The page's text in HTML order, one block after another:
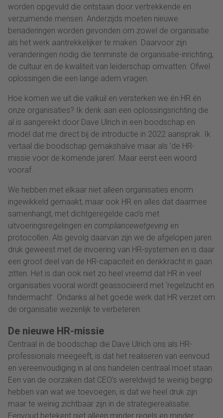
worden opgevuld die ontstaan door vertrekkende en
verzuimende mensen. Anderzijds moeten nieuwe
benaderingen worden gevonden om zowel de organisatie
als het werk aantrekkelijker te maken. Daarvoor zijn
veranderingen nodig die tenminste de organisatie-inrichting,
de cultuur en de kwaliteit van leiderschap omvatten. Ofwel
oplossingen die een lange adem vragen.
Hoe komen we uit die valkuil en versterken we én HR én
onze organisaties? Ik denk aan een oplossingsrichting die
al is aangereikt door Dave Ulrich in een boodschap en
model dat me direct bij de introductie in 2022 aansprak. Ik
vertaal die boodschap gemakshalve maar als ‘de HR-
missie voor de komende jaren’. Maar eerst een woord
vooraf.
We hebben met elkaar niet alleen organisaties enorm
ingewikkeld gemaakt, maar ook HR en alles dat daarmee
samenhangt, met dichtgeregelde cao’s met
uitvoeringsregelingen en compliancewetgeving en
protocollen. Als gevolg daarvan zijn we de afgelopen jaren
druk geweest met de invoering van HR-systemen en is daar
een groot deel van de HR-capaciteit en denkkracht in gaan
zitten. Het is dan ook niet zo heel vreemd dat HR in veel
organisaties vooral wordt geassocieerd met ‘regelzucht en
hindermacht’. Ondanks al het goede werk dat HR verzet om
de organisatie wezenlijk te verbeteren.
De nieuwe HR-missie
Centraal in de boodschap die Dave Ulrich ons als HR-
professionals meegeeft, is dat het realiseren van eenvoud
en vereenvoudiging in al ons handelen centraal moet staan.
Een van de oorzaken dat CEO’s wereldwijd te weinig begrip
hebben van wat we toevoegen, is dat we heel druk zijn
maar te weinig zichtbaar zijn in de strategierealisatie.
Eenvoud betekent niet alleen minder regels en minder